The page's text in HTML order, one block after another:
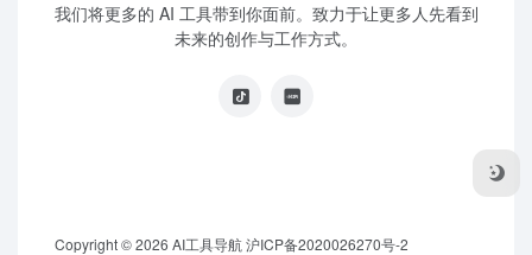
我们将更多的 AI 工具带到你面前。致力于让更多人先看到
未来的创作与工作方式。
Copyright © 2026 AI工具导航沪ICP备2020026270号-2